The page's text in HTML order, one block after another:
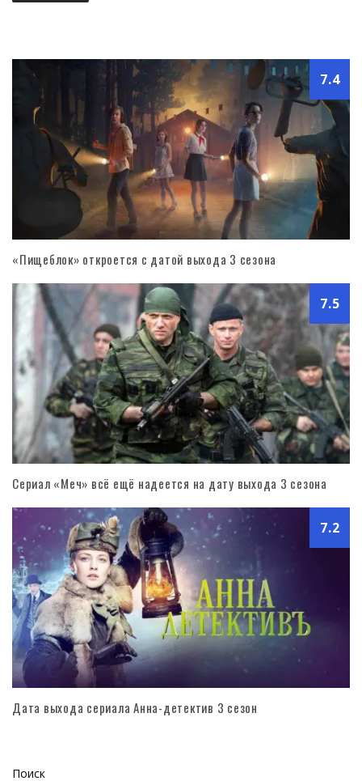
7.4
«Пищеблок» откроется с датой выхода 3 сезона
7.5
Сериал «Меч» всё ещё надеется на дату выхода 3 сезона
7.2
Дата выхода сериала Анна-детектив 3 сезон
Поиск